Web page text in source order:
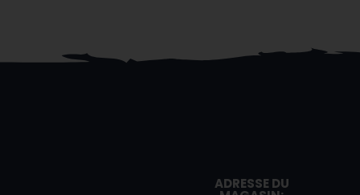
ADRESSE DU